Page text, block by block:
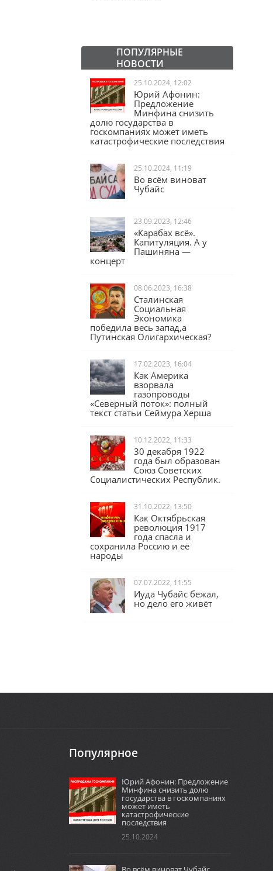
ПОПУЛЯРНЫЕ
НОВОСТИ
25.10.2024, 12:02
Юрий Афонин:
Предложение
Минфина снизить
долю государства в
госкомпаниях может иметь
катастрофические последствия
25.10.2024, 11:19
Во всём виноват
Чубайс
23.09.2023, 12:46
«Карабах всё».
Капитуляция. А у
Пашиняна —
концерт
08.06.2023, 16:38
Сталинская
Социальная
Экономика
победила весь запад,а
Путинская Олигархическая?
17.02.2023, 16:04
Как Америка
взорвала
газопроводы
«Северный поток»: полный
текст статьи Сеймура Херша
10.12.2022, 11:33
30 декабря 1922
года был образован
Союз Советских
Социалистических Республик.
31.10.2022, 13:50
Как Октябрьская
революция 1917
года спасла и
сохранила Россию и её
народы
07.07.2022, 11:55
Иуда Чубайс бежал,
но дело его живёт
Популярное
Юрий Афонин: Предложение
Минфина снизить долю
государства в госкомпаниях
может иметь
катастрофические
последствия
25.10.2024